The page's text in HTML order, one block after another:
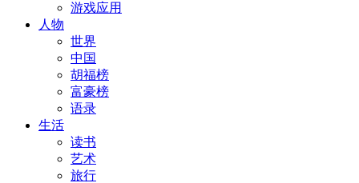
游戏应用
人物
世界
中国
胡福榜
富豪榜
语录
生活
读书
艺术
旅行